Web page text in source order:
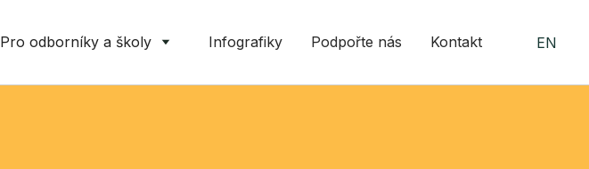
Pro odborníky a školy Infografiky Podpořte nás Kontakt EN